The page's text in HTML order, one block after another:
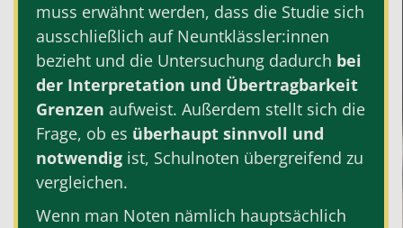
muss erwähnt werden, dass die Studie sich
ausschließlich auf Neuntklässler:innen
bezieht und die Untersuchung dadurch bei
der Interpretation und Übertragbarkeit
Grenzen aufweist. Außerdem stellt sich die
Frage, ob es überhaupt sinnvoll und
notwendig ist, Schulnoten übergreifend zu
vergleichen.
Wenn man Noten nämlich hauptsächlich